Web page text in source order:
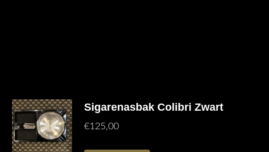
Sigarenasbak Colibri Zwart
€125,00